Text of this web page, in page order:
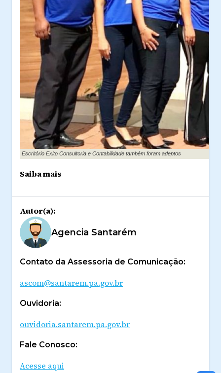
Escritório Exito Consultoria e Contabilidade também foram adeptos
Saiba mais
Autor(a):
Agencia Santarém
Contato da Assessoria de Comunicação:
ascom@santarem.pa.gov.br
Ouvidoria:
ouvidoria.santarem.pa.gov.br
Fale Conosco:
Acesse aqui